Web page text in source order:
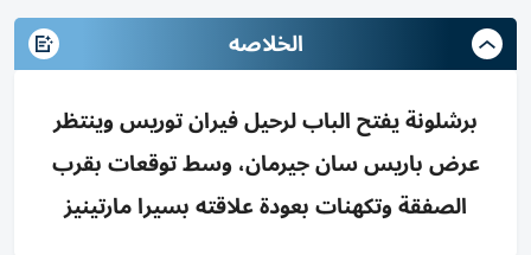
الخلاصه
برشلونة يفتح الباب لرحيل فيران توريس وينتظر
عرض باريس سان جيرمان، وسط توقعات بقرب
الصفقة وتكهنات بعودة علاقته بسيرا مارتينيز